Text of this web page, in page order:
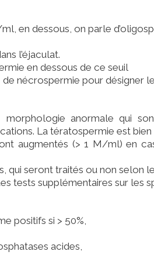
dessous, on parle
l’éjaculat.
en dessous de ce seuil
nécrospermie pour désigner
anormale qui
La tératospermie est bien
augmentés (> 1 M/ml) en
qui seront traités ou non selon
tests supplémentaires sur les
positifs si > 50%,
acides,